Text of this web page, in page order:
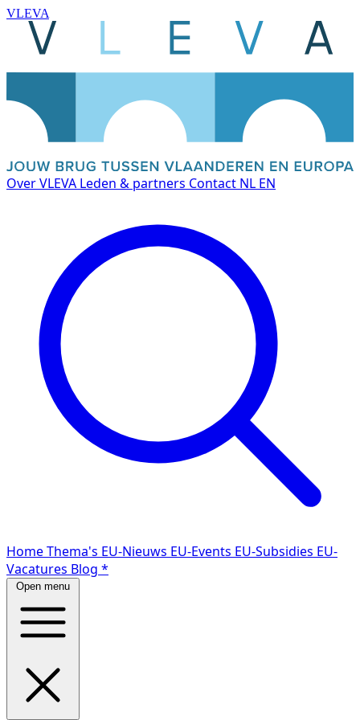
VLEVA
Over VLEVA Leden & partners Contact NL EN
HomeThema's EU-Nieuws EU-Events EU-Subsidies EU-
Vacatures Blog *
Open menu